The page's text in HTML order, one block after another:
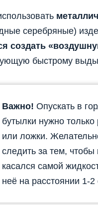
серебряные)
создать
быстрому
Важно! Опускать в
бутылки нужно только
или ложки.
следить за тем,
касался самой
неё на расстоянии 1-2